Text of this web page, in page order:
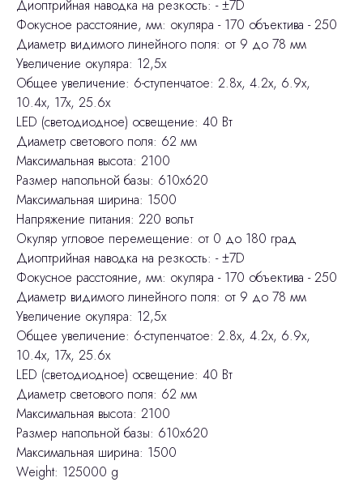
Диоптрийная наводка на резкость: - ±7D
Фокусное расстояние, мм: окуляра - 170 объектива - 250
Диаметр видимого линейного поля: от 9 до 78 мм
Увеличение окуляра: 12,5х
Общее увеличение: 6-ступенчатое: 2.8x, 4.2x, 6.9x,
10.4x, 17x, 25.6x
LED (светодиодное) освещение: 40 Вт
Диаметр светового поля: 62 мм
Максимальная высота: 2100
Размер напольной базы: 610x620
Максимальная ширина: 1500
Напряжение питания: 220 вольт
Окуляр угловое перемещение: от 0 до 180 град
Диоптрийная наводка на резкость: - ±7D
Фокусное расстояние, мм: окуляра - 170 объектива - 250
Диаметр видимого линейного поля: от 9 до 78 мм
Увеличение окуляра: 12,5х
Общее увеличение: 6-ступенчатое: 2.8x, 4.2x, 6.9x,
10.4x, 17x, 25.6x
LED (светодиодное) освещение: 40 Вт
Диаметр светового поля: 62 мм
Максимальная высота: 2100
Размер напольной базы: 610x620
Максимальная ширина: 1500
Weight: 125000 g